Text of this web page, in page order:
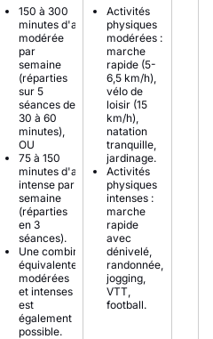
150 à 300
minutes d'activité
modérée
par
semaine
(réparties
sur 5
séances de
30 à 60
minutes),
OU
75 à 150
minutes d'activité
intense par
semaine
(réparties
en 3
séances).
Une combinaison
équivalente d'activités
modérées
et intenses
est
également
possible.
Activités
physiques
modérées :
marche
rapide (5-
6,5 km/h),
vélo de
loisir (15
km/h),
natation
tranquille,
jardinage.
Activités
physiques
intenses :
marche
rapide
avec
dénivelé,
randonnée,
jogging,
VTT,
football.